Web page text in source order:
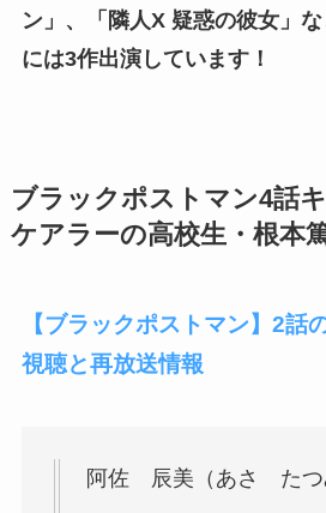
ン」、「隣人X 疑惑の彼女」
には3作出演しています！
ブラックポストマン4話
ケアラーの高校生・根本
【ブラックポストマン】2話
視聴と再放送情報
阿佐 辰美（あさ たつ